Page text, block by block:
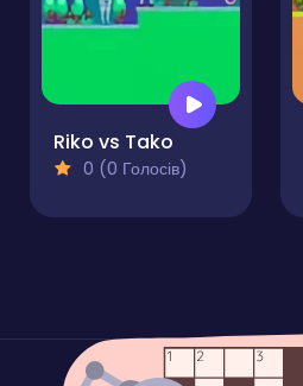
Riko vs Tako
0 (0 Голосів)